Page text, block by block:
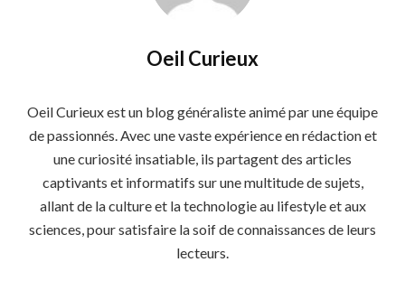
Oeil Curieux
Oeil Curieux est un blog généraliste animé par une équipe
de passionnés. Avec une vaste expérience en rédaction et
une curiosité insatiable, ils partagent des articles
captivants et informatifs sur une multitude de sujets,
allant de la culture et la technologie au lifestyle et aux
sciences, pour satisfaire la soif de connaissances de leurs
lecteurs.